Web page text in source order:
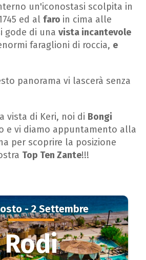
un'iconostasi scolpita in
ed al faro in cima alle
gode di una vista incantevole
faraglioni di roccia, e
panorama vi lascerà senza
vista di Keri, noi di Bongi
e vi diamo appuntamento alla
per scoprire la posizione
Top Ten Zante!!!
- 2 Settembre
Rodi